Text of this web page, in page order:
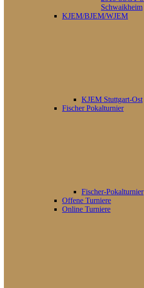
Schwaikheim
KJEM/BJEM/WJEM
KJEM Stuttgart-Ost
Fischer Pokalturnier
Fischer-Pokalturnier
Offene Turniere
Online Turniere